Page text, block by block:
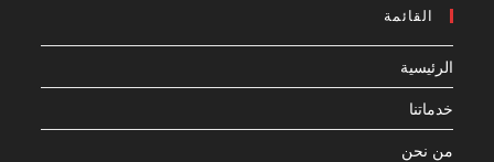
القائمة
الرئيسية
خدماتنا
من نحن